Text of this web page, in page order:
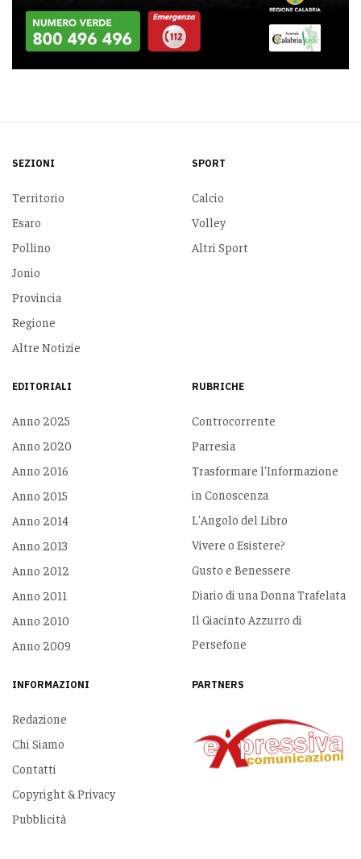
SEZIONI
Territorio
Esaro
Pollino
Jonio
Provincia
Regione
Altre Notizie
SPORT
Calcio
Volley
Altri Sport
EDITORIALI
Anno 2025
Anno 2020
Anno 2016
Anno 2015
Anno 2014
Anno 2013
Anno 2012
Anno 2011
Anno 2010
Anno 2009
RUBRICHE
Controcorrente
Parresia
Trasformare l'Informazione
in Conoscenza
L'Angolo del Libro
Vivere o Esistere?
Gusto e Benessere
Diario di una Donna Trafelata
Il Giacinto Azzurro di
Persefone
INFORMAZIONI
Redazione
Chi Siamo
Contatti
Copyright & Privacy
Pubblicità
PARTNERS